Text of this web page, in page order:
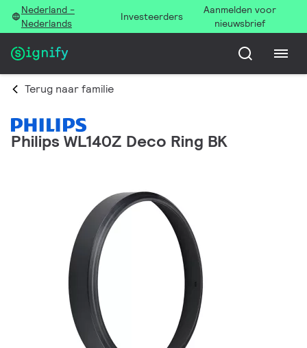
Nederland -
Nederlands
Investeerders
Aanmelden voor
nieuwsbrief
Terug naar familie
Philips WL140Z Deco Ring BK